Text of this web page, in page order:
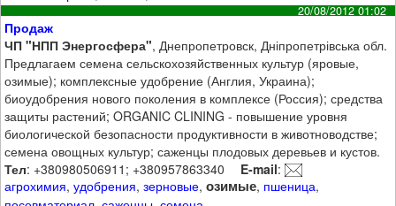
20/08/2012 01:02
Продаж
ЧП "НПП Энергосфера", Днепропетровск, Дніпропетрівська обл.
Предлагаем семена сельскохозяйственных культур (яровые,
озимые); комплексные удобрение (Англия, Украина);
биоудобрения нового поколения в комплексе (Россия); средства
защиты растений; ORGANIC CLINING - повышение уровня
биологической безопасности продуктивности в животноводстве;
семена овощных культур; саженцы плодовых деревьев и кустов.
Тел: +380980506911; +380957863340 E-mail:
агрохимия,удобрения,зерновые,озимые, пшеница,